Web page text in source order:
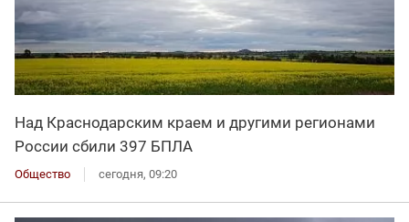
Над Краснодарским краем и другими регионами
России сбили 397 БПЛА
Общество сегодня, 09:20